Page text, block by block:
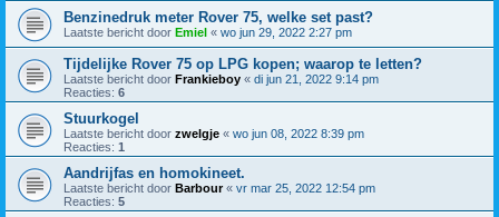
Benzinedruk meter Rover 75, welke set past?
Laatste bericht door Emiel « wo jun 29, 2022 2:27 pm
Tijdelijke Rover 75 op LPG kopen; waarop te letten?
Laatste bericht door Frankieboy « di jun 21, 2022 9:14 pm
Reacties: 6
Stuurkogel
Laatste bericht door zwelgje « wo jun 08, 2022 8:39 pm
Reacties: 1
Aandrijfas en homokineet.
Laatste bericht door Barbour« vr mar 25, 2022 12:54 pm
Reacties: 5